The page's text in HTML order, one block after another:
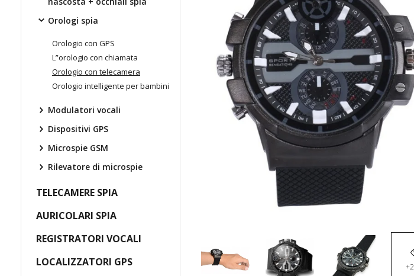
Orologi spia
Orologio con GPS
L”orologio con chiamata
Orologio con telecamera
Orologio intelligente per bambini
Modulatori vocali
Dispositivi GPS
Microspie GSM
Rilevatore di microspie
TELECAMERE SPIA
AURICOLARI SPIA
REGISTRATORI VOCALI
LOCALIZZATORI GPS